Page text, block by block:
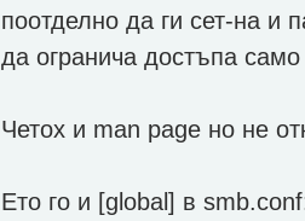
поотделно да ги сет-на и
да огранича достъпа
Четох и man page но не
Ето го и [global] в